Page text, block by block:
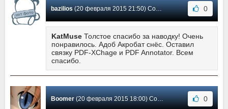
bazilios(20 февраля 2015 21:50) Сообщение #10 0
KatMuse Толстое спасибо за наводку! Очень
понравилось. Адоб Акробат снёс. Оставил
связку PDF-XChage и PDF Annotator. Всем
спасибо.
Boomer(20 февраля 2015 18:00) Сообщение #9 0